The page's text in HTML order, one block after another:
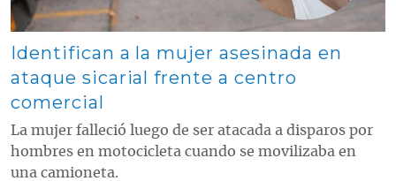
Identifican a la mujer asesinada en
ataque sicarial frente a centro
comercial
La mujer falleció luego de ser atacada a disparos por
hombres en motocicleta cuando se movilizaba en
una camioneta.